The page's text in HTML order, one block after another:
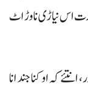
اس نیاڑی نا وڑ اٹ
کہ او کنا جند انا